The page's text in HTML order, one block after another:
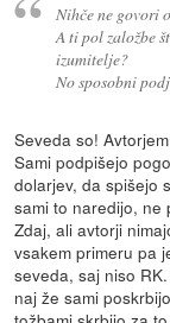
Nihče ne govori
A ti pol založbe
izumitelje?
No sposobni
Seveda so!
Sami podpišejo
dolarjev, da spišejo
sami to naredijo, ne
Zdaj, ali avtorji
vsakem primeru pa
seveda, saj niso
naj že sami